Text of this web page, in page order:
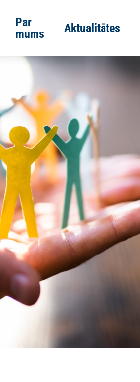
Par
mums
Aktualitātes